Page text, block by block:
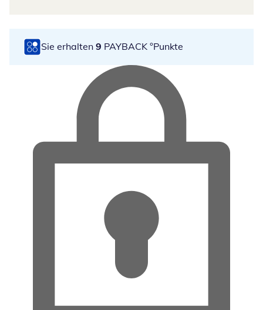
Sie erhalten 9 PAYBACK °Punkte